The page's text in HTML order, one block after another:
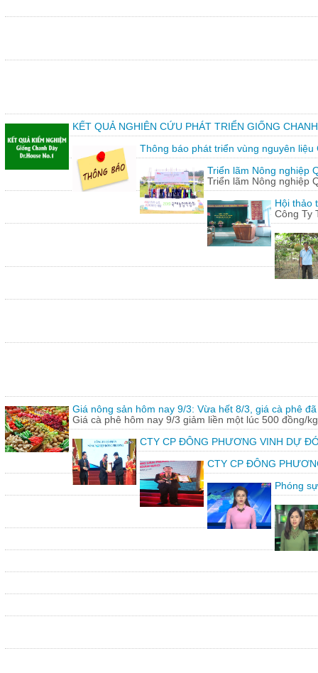
KẾT QUẢ NGHIÊN CỨU PHÁT TRIỂN GIỐNG
Thông báo phát triển vùng nguyên liệu
Triển lãm Nông nghiệp
Triển lãm Nông nghiệp
Hội thảo
Công Ty
Giá nông sản hôm nay 9/3: Vừa hết 8/3, giá cà phê
Giá cà phê hôm nay 9/3 giảm liền một lúc 500 đồng/
CTY CP ĐÔNG PHƯƠNG VINH DỰ
CTY CP ĐÔNG
Phóng